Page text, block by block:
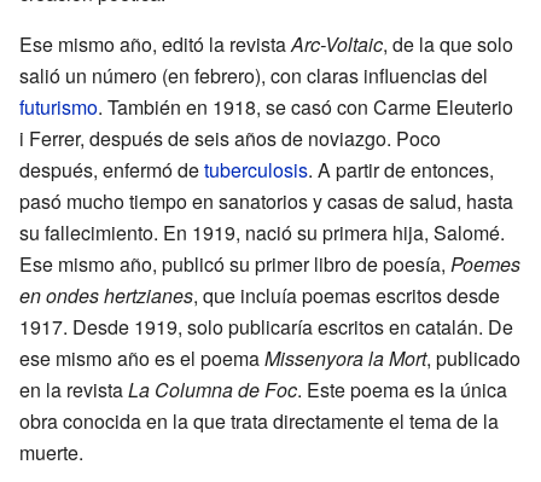
Ese mismo año, editó la revistaArc-Voltaic, de la que solo
salió un número (en febrero), con claras influencias del
futurismo. También en 1918, se casó con Carme Eleuterio
i Ferrer, después de seis años de noviazgo. Poco
después, enfermó detuberculosis. A partir de entonces,
pasó mucho tiempo en sanatorios y casas de salud, hasta
su fallecimiento. En 1919, nació su primera hija, Salomé.
Ese mismo año, publicó su primer libro de poesía, Poemes
en ondes hertzianes, que incluía poemas escritos desde
1917. Desde 1919, solo publicaría escritos en catalán. De
ese mismo año es el poemaMissenyora la Mort, publicado
en la revistaLa Columna de Foc. Este poema es la única
obra conocida en la que trata directamente el tema de la
muerte.